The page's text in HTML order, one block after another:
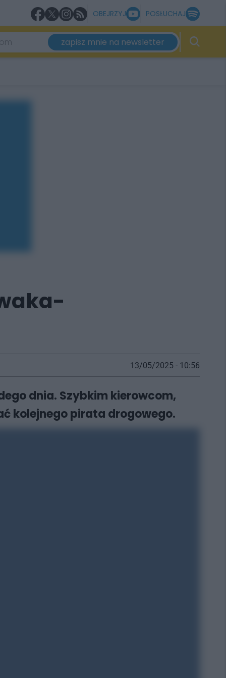
OBEJRZYJ POSŁUCHAJ
zapisz mnie na newsletter
13/05/2025 - 10:56
dnia. Szybkim kierowcom,
kolejnego pirata drogowego.